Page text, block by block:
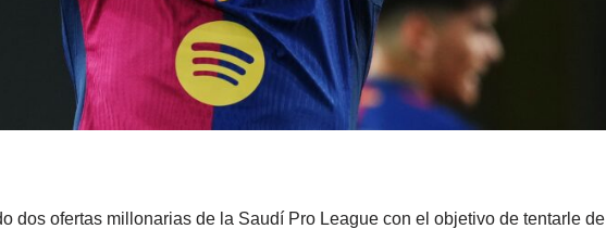
dos ofertas millonarias de la Saudí Pro League con el objetivo de tentarle de